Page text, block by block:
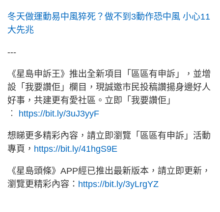
冬天做運動易中風猝死？做不到3動作恐中風 小心11
大先兆
---
《星島申訴王》推出全新項目「區區有申訴」，並增
設「我要讚佢」欄目，現誠邀市民投稿讚揚身邊好人
好事，共建更有愛社區。立即「我要讚佢」
︰
https://bit.ly/3uJ3yyF
想睇更多精彩內容，請立即瀏覽「區區有申訴」活動
專頁， https://bit.ly/41hgS9E
《星島頭條》APP經已推出最新版本，請立即更新，
瀏覽更精彩內容： https://bit.ly/3yLrgYZ